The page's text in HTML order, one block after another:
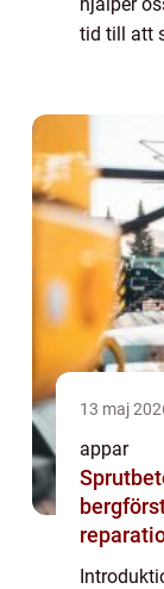
tid till att
13 maj
appar